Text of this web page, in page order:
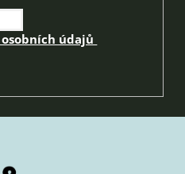
údajů